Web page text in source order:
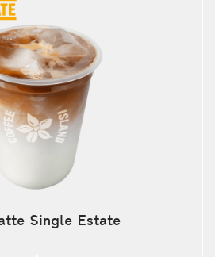
Single Estate